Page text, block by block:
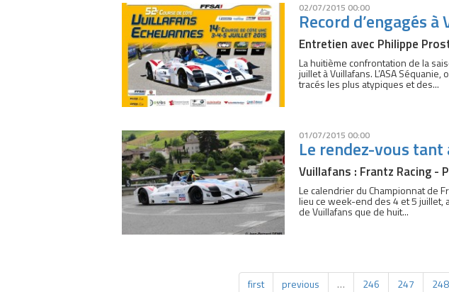
02/07/2015 00:00
Record d’engagés
Entretien avec Philippe
La huitième confrontation de la
juillet à Vuillafans. L’ASA
tracés les plus atypiques et des...
01/07/2015 00:00
Le rendez-vous
Vuillafans : Frantz Racing -
Le calendrier du Championnat de
lieu ce week-end des 4 et 5 juillet,
de Vuillafans que de huit...
first previous … 246 247 248